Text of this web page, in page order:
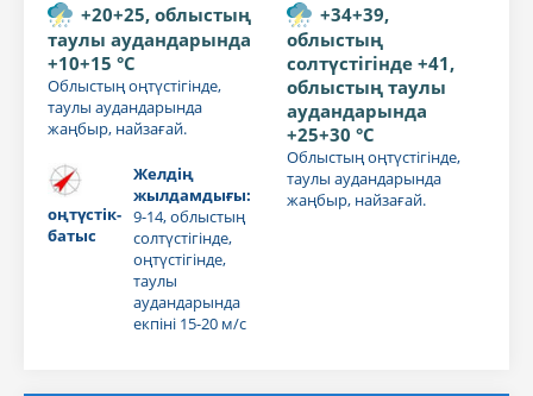
+20+25, облыстың
таулы аудандарында
+10+15 °C
Облыстың оңтүстігінде,
таулы аудандарында
жаңбыр, найзағай.
оңтүстік-
батыс
Желдің
жылдамдығы:
9-14, облыстың
солтүстігінде,
оңтүстігінде,
таулы
аудандарында
екпіні 15-20 м/с
+34+39,
облыстың
солтүстігінде +41,
облыстың таулы
аудандарында
+25+30 °C
Облыстың оңтүстігінде,
таулы аудандарында
жаңбыр, найзағай.